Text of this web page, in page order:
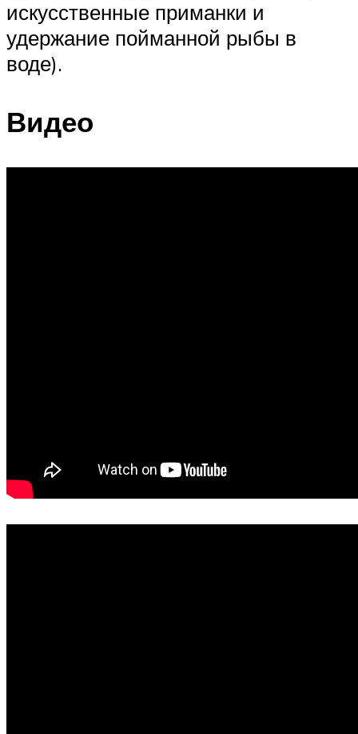
искусственные приманки и
удержание пойманной рыбы в
воде).
Видео